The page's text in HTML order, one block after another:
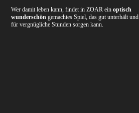
Wer damit leben kann, findet in ZOAR einoptisch
wunderschön gemachtes Spiel, das gut unterhält und
für vergnügliche Stunden sorgen kann.